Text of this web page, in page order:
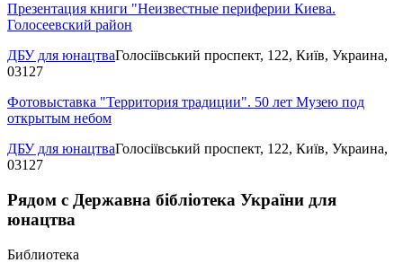
Презентация книги "Неизвестные периферии Киева.
Голосеевский район
ДБУ для юнацтваГолосіївський проспект, 122, Київ, Украина,
03127
Фотовыставка "Территория традиции". 50 лет Музею под
открытым небом
ДБУ для юнацтваГолосіївський проспект, 122, Київ, Украина,
03127
Рядом с Державна бібліотека України для
юнацтва
Библиотека